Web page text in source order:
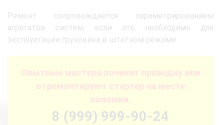
Ремонт сопровождается параметрированием
агрегатов систем, если это необходимо для
эксплуатации грузовика в штатном режиме.
Опытные мастера починят проводку или
отремонтируют стартер на месте
поломки.
8 (999) 999-90-24